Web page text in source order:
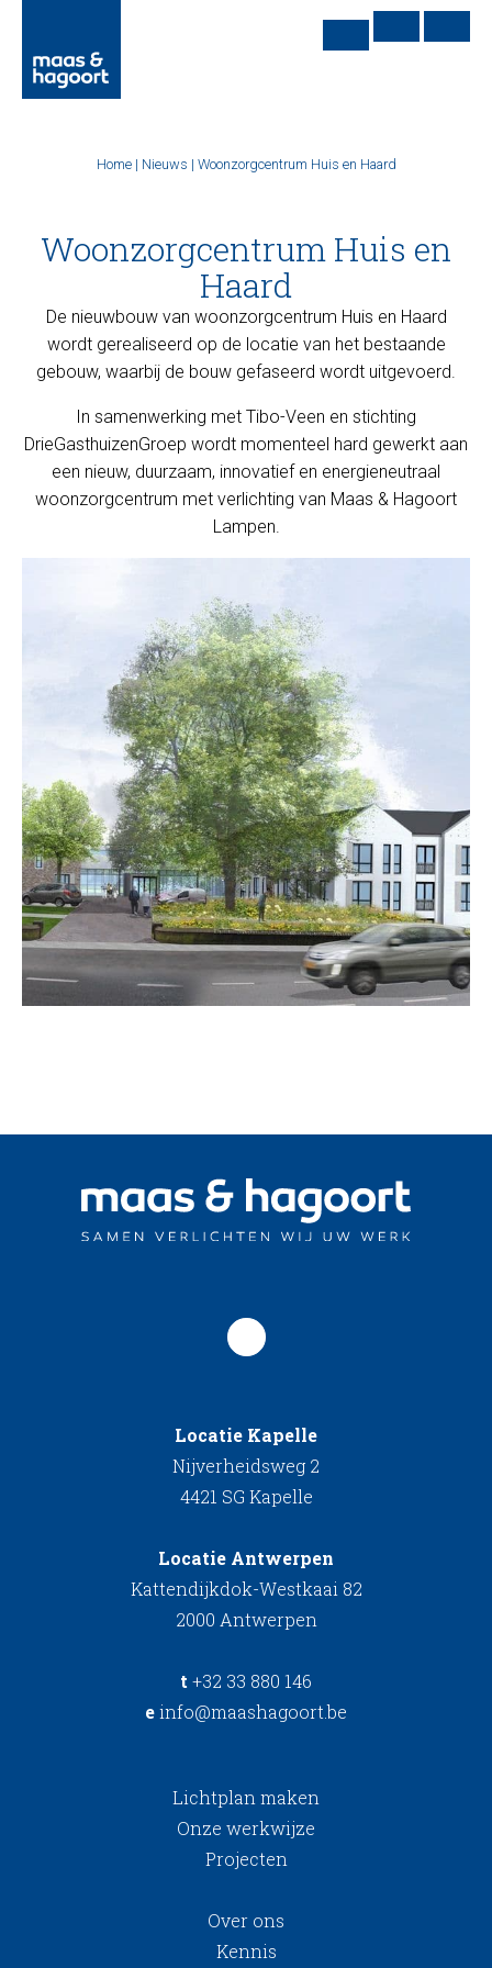
Home| Nieuws | Woonzorgcentrum Huis en Haard
Woonzorgcentrum Huis en
Haard
De nieuwbouw van woonzorgcentrum Huis en Haard
wordt gerealiseerd op de locatie van het bestaande
gebouw, waarbij de bouw gefaseerd wordt uitgevoerd.
In samenwerking met Tibo-Veen en stichting
DrieGasthuizenGroep wordt momenteel hard gewerkt aan
een nieuw, duurzaam, innovatief en energieneutraal
woonzorgcentrum met verlichting van Maas & Hagoort
Lampen.
Locatie Kapelle
Nijverheidsweg 2
4421 SG Kapelle
Locatie Antwerpen
Kattendijkdok-Westkaai 82
2000 Antwerpen
t +32 33 880 146
einfo@maashagoort.be
Lichtplan maken
Onze werkwijze
Projecten
Over ons
Kennis